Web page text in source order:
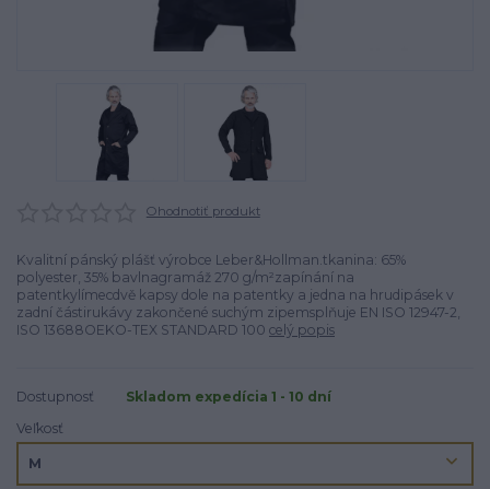
Ohodnotiť produkt
Kvalitní pánský plášť výrobce Leber&Hollman.tkanina: 65%
polyester, 35% bavlnagramáž 270 g/m²zapínání na
patentkylímecdvě kapsy dole na patentky a jedna na hrudipásek v
zadní částirukávy zakončené suchým zipemsplňuje EN ISO 12947-2,
ISO 13688OEKO-TEX STANDARD 100 celý popis
Dostupnosť
Skladom expedícia 1 - 10 dní
Veľkosť